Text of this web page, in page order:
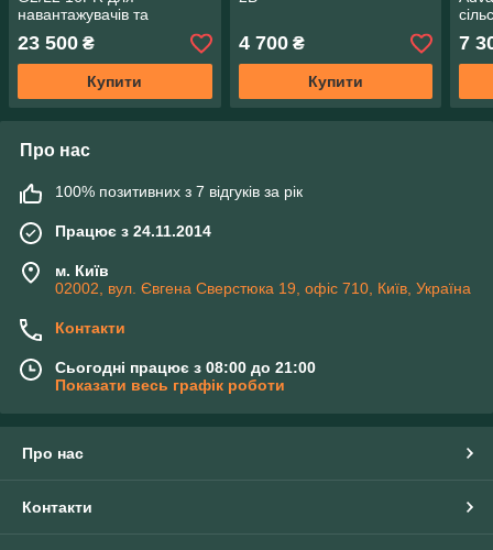
навантажувачів та
грейдерів CAT
23 500 ₴
Купити
4 700₴
Купити
7
Про нас
100% позитивних з 7 відгуків за рік
Працює з 24.11.2014
м. Київ
02002, вул. Євгена Сверстюка 19, офіс 710, Київ, Україна
Контакти
Сьогодні працює з 08:00 до 21:00
Показати весь графік роботи
Про нас
Контакти